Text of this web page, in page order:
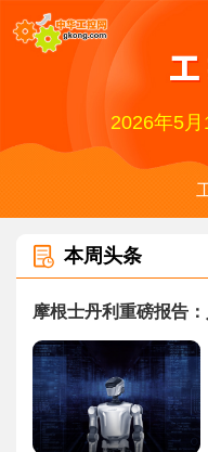
2026年5月
本周头条
摩根士丹利重磅报告